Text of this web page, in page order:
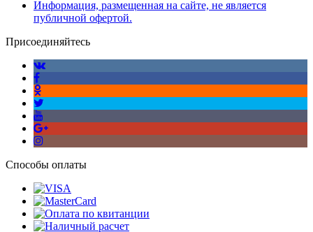
Информация, размещенная на сайте, не является
публичной офертой.
Присоединяйтесь
Способы оплаты